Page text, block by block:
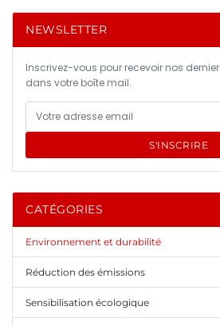
NEWSLETTER
Inscrivez-vous pour recevoir nos
dans votre boîte mail.
S'INSCRIRE
CATÉGORIES
Environnement et durabilité
Réduction des émissions
Sensibilisation écologique